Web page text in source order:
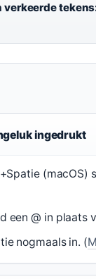
verkeerde
ingedrukt
(macOS)
@ in plaats
nogmaals in. (